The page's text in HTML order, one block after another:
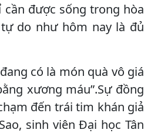
cần được sống trong hòa
do như hôm nay là đủ
có là món quà vô giá
xương máu”.Sự đồng
đến trái tim khán giả
sinh viên Đại học Tân